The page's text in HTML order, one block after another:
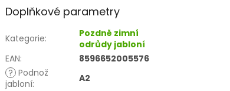
Doplňkové parametry
Kategorie:
Pozdně zimní
odrůdy jabloní
EAN:
8596652005576
? Podnož
jabloní:
A2